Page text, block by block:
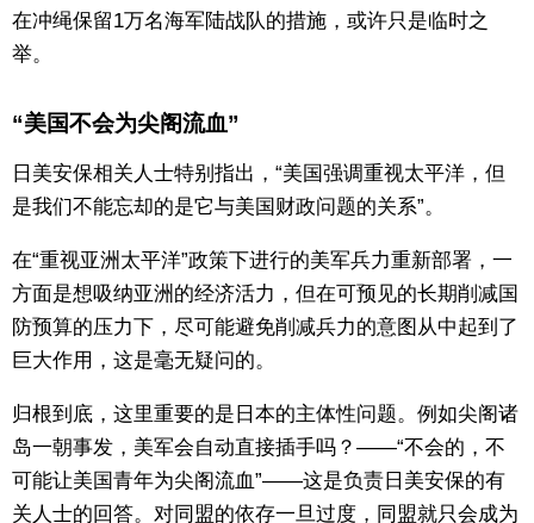
在冲绳保留1万名海军陆战队的措施，或许只是临时之
举。
“美国不会为尖阁流血”
日美安保相关人士特别指出，“美国强调重视太平洋，但
是我们不能忘却的是它与美国财政问题的关系”。
在“重视亚洲太平洋”政策下进行的美军兵力重新部署，一
方面是想吸纳亚洲的经济活力，但在可预见的长期削减国
防预算的压力下，尽可能避免削减兵力的意图从中起到了
巨大作用，这是毫无疑问的。
归根到底，这里重要的是日本的主体性问题。例如尖阁诸
岛一朝事发，美军会自动直接插手吗？——“不会的，不
可能让美国青年为尖阁流血”——这是负责日美安保的有
关人士的回答。对同盟的依存一旦过度，同盟就只会成为